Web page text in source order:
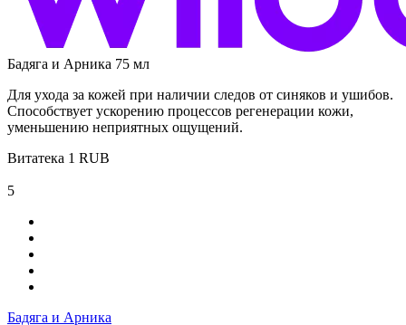
Бадяга и Арника 75 мл
Для ухода за кожей при наличии следов от синяков и ушибов.
Способствует ускорению процессов регенерации кожи,
уменьшению неприятных ощущений.
Витатека 1 RUB
5
Бадяга и Арника